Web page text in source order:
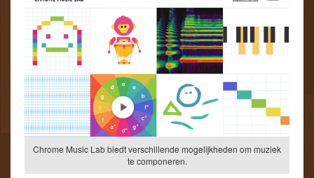
Chrome Music Lab biedt verschillende mogelijkheden om muziek
te componeren.